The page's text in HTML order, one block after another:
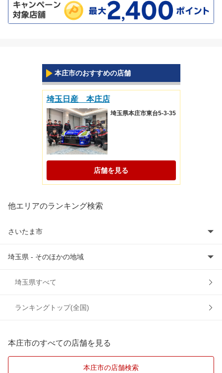
他エリアのランキング検索
さいたま市
さいたま市岩槻区
さいたま市浦和区
さいたま市大宮区
さいたま市桜区
埼玉県 - そのほかの地域
上尾市
朝霞市
入間市
埼玉県すべて
ランキングトップ(全国)
本庄市のすべての店舗を見る
本庄市の店舗検索
本庄市のおすすめの店舗
埼玉日産 本庄店
埼玉県本庄市東台5-3-35
店舗を見る